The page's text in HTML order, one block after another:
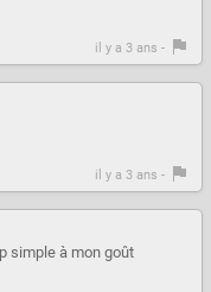
il y a 3 ans -
il y a 3 ans -
simple à mon goût